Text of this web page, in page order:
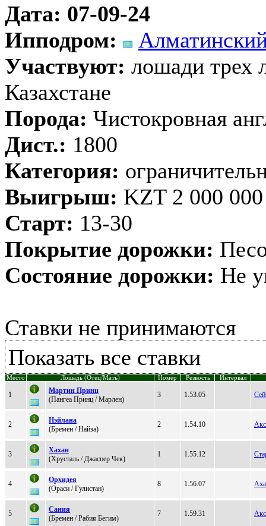
Дата: 07-09-24
Ипподром:
Участвуют: лошади трех
Казахстане
Порода: Чистокровная
Дист.: 1800
Категория:
Выигрыш: KZT 2 000 000
Старт: 13-30
Покрытие дорожки:
Состояние дорожки: Не
Ставки не принимаются
Показать все ставки
Место Лошадь (Отец/Мать) Номер Резвость Интервал
1
Mартин Принц
(Пангеа Принц / Maрлeн)
3 1.53.05
2
Hэйлана
(Бpемен / Hайза)
2 1.54.10
3
Хахан
(Хpуcталь / Джаcпep Чeк)
1 1.55.12
4
Oрхидея
(Ораси / Гулистaн)
8 1.56.07
5
Сания
(Бpeмeн / Paбия Бегим)
7 1.59.31